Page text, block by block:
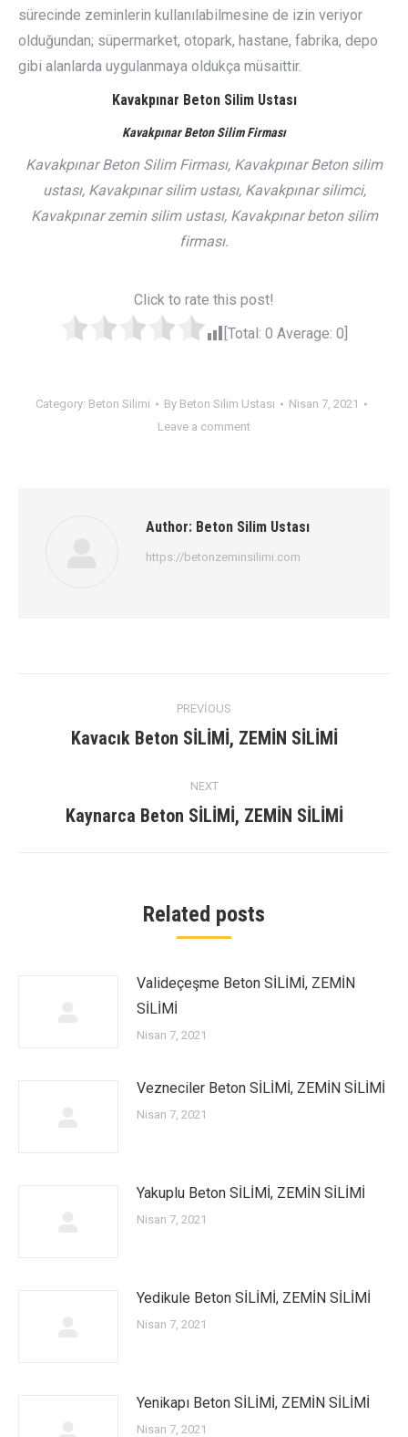
sürecinde zeminlerin kullanılabilmesine de izin veriyor
olduğundan; süpermarket, otopark, hastane, fabrika, depo
gibi alanlarda uygulanmaya oldukça müsaittir.
Kavakpınar Beton Silim Ustası
Kavakpınar Beton Silim Firması
Kavakpınar Beton Silim Firması, Kavakpınar Beton silim
ustası, Kavakpınar silim ustası, Kavakpınar silimci,
Kavakpınar zemin silim ustası, Kavakpınar beton silim
firması.
Click to rate this post!
[Total: 0 Average: 0
Category: Beton Silimi By Beton Silim Ustası
Nisan 7, 2021
Leave a comment
Author: Beton Silim Ustası
https://betonzeminsilimi.com
navigation
PREVIOUS
Previous
Kavacık Beton SİLİMİ, ZEMİN SİLİMİ
NEXT
Next
Kaynarca Beton SİLİMİ, ZEMİN SİLİMİ
Related posts
Valideçeşme Beton SİLİMİ, ZEMİN
SİLİMİ
Nisan 7, 2021
Vezneciler Beton SİLİMİ, ZEMİN SİLİMİ
Nisan 7, 2021
Yakuplu Beton SİLİMİ, ZEMİN SİLİMİ
Nisan 7, 2021
Yedikule Beton SİLİMİ, ZEMİN SİLİMİ
Nisan 7, 2021
Yenikapı Beton SİLİMİ, ZEMİN SİLİMİ
Nisan 7, 2021